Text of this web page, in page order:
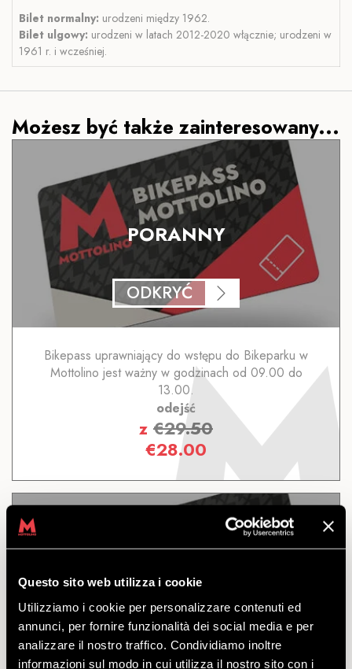
Questo sito web utilizza i cookie
Utilizziamo i cookie per personalizzare contenuti ed
annunci, per fornire funzionalità dei social media e per
analizzare il nostro traffico. Condividiamo inoltre
informazioni sul modo in cui utilizza il nostro sito con i
Bilet normalny: urodzeni między 1962.
Bilet ulgowy: urodzeni w latach 2012-2020 włącznie; urodzeni w
1961 r. i wcześniej.
Możesz być także zainteresowany...
PORANNY
ODKRYĆ
Bikepass uprawniający do wstępu do Bikeparku w
Mottolino jest ważny w godzinach od 09.00 do
13.00.
odejść
z €29.50
€28.00
11 DNI
ODKRYĆ